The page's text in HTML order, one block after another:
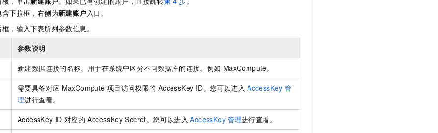
含下拉框，右侧为新建账户 入口。
框，输入下表所列参数信息。
参数说明
新建数据连接的名称。用于在系统中区分不同数据库的连接。例如 MaxCompute。
需要具备对应 MaxCompute 项目访问权限的 AccessKey ID。您可以进入 AccessKey 管
理进行查看。
AccessKey ID 对应的 AccessKey Secret。您可以进入 AccessKey 管理进行查看。